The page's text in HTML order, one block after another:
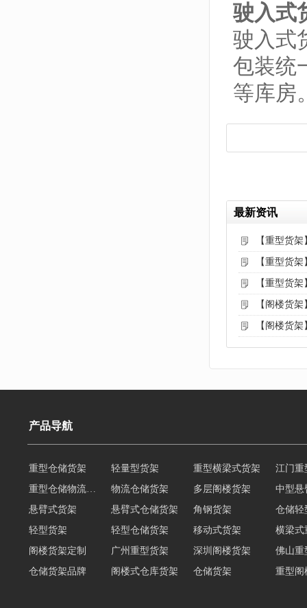
驶入式
驶入式
包装统
等库房
最新资讯
【重型货
【重型货
【重型货
【阁楼货
【阁楼货
产品导航
物流仓储货架 多层阁楼货架
中型悬
悬臂式货架
悬臂式仓储货架 角钢货架
仓储轻
轻型货架
轻型仓储货架 移动式货架
横梁式
阁楼货架定制
广州重型货架 深圳阁楼货架
佛山重
仓储货架品牌
阁楼式仓库货架 仓储货架
重型阁
东莞重型货架
阁楼平台货架 货架重型货架
广州阁